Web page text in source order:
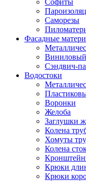
Саморезы
Фасадные
Сэндвич-
Водостоки
Воронки
Желоба
Заглушки
Колена
Хомуты
Колена
Крюки
Крюки